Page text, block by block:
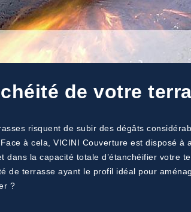
de votre
risquent de subir des dégâts
à cela, VICINI Couverture est disposé
dans la capacité totale d’étanchéifier votre
de terrasse ayant le profil idéal pour
?